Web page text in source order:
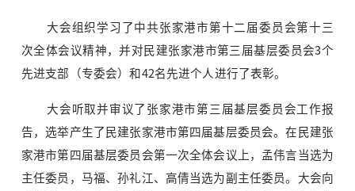
大会组织学习了中共张家港市第十二届委员会第十三
次全体会议精神，并对民建张家港市第三届基层委员会3个
先进支部（专委会）和42名先进个人进行了表彰。
大会听取并审议了张家港市第三届基层委员会工作报
告，选举产生了民建张家港市第四届基层委员会。在民建张
家港市第四届基层委员会第一次全体会议上，孟伟言当选为
主任委员，马福、孙礼江、高倩当选为副主任委员。大会向